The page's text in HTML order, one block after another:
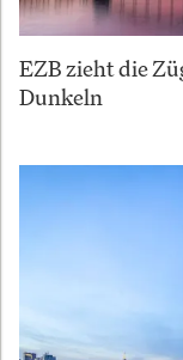
EZB zieht die
Dunkeln